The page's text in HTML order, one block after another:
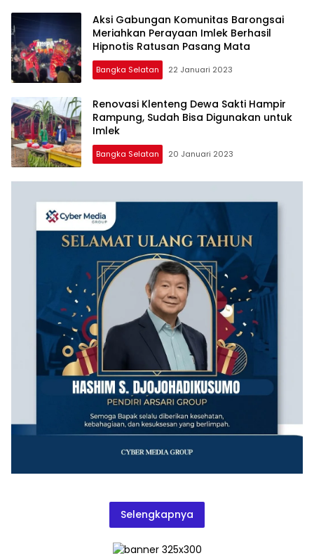
Aksi Gabungan Komunitas Barongsai
Meriahkan Perayaan Imlek Berhasil
Hipnotis Ratusan Pasang Mata
Bangka Selatan 22 Januari 2023
Renovasi Klenteng Dewa Sakti Hampir
Rampung, Sudah Bisa Digunakan untuk
Imlek
Bangka Selatan 20 Januari 2023
Selengkapnya